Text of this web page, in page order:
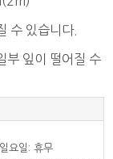
수 있습니다.
부 잎이 떨어질 수
요일: 휴무